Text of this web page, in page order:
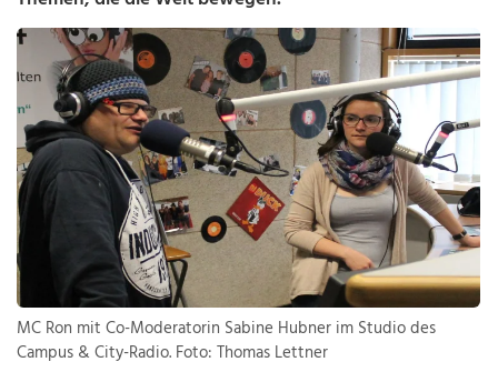
MC Ron mit Co-Moderatorin Sabine Hubner im Studio des
Campus & City-Radio. Foto: Thomas Lettner